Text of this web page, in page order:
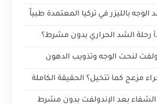
بالليزر في تركيا المعتمدة طبياً
رحلة الشد الحراري بدون مشرط؟
لنحت الوجه وتذويب الدهون
مزعج كما تتخيل؟ الحقيقة الكاملة
الشفاء بعد الإندولفت بدون مشرط